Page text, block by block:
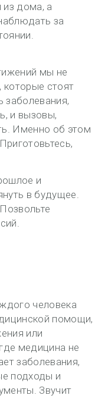
из дома, а
за
мы не
стоят
и вызовы,
Именно об этом
и
в будущее.
человека
помощи,
или
медицина не
заболевания,
подходы и
Звучит